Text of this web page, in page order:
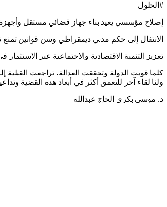
#الحلول
إصلاح مؤسسي يعيد بناء جهاز قضائي مستقل وأجهزة
الانتقال إلى حكم مدني ديمقراطي وسن قوانين تمنع
تعزيز التنمية الاقتصادية والاجتماعية عبر
كلما قويت الدولة وتحققت العدالة، تراجعت القبلية
ولنا لقاء آخر للتعمق أكثر في أبعاد هذه القضية
د. موسى بكري الحاج عبدالله